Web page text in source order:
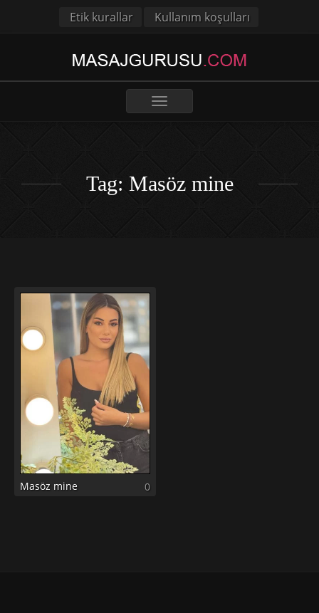
Etik kurallar Kullanım koşulları
Toggle
Tag: Masöz mine
Masöz mine 0